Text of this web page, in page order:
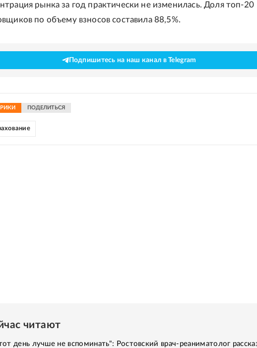
рынка за год практически не изменилась. Доля топ-20
по объему взносов составила 88,5%.
Подпишитесь на наш канал в Telegram
ПОДЕЛИТЬСЯ
читают
день лучше не вспоминать": Ростовский врач-реаниматолог